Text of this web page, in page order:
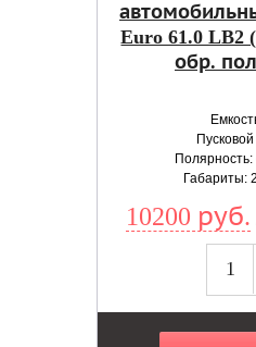
Euro 61.0 LB2
обр.
Габариты:
10200 руб.